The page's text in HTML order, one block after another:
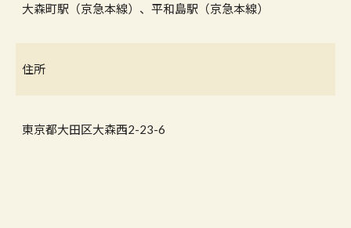
大森町駅（京急本線）、平和島駅（京急本線）
住所
東京都大田区大森西2-23-6